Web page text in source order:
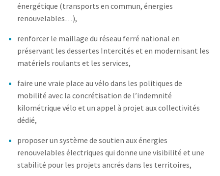
énergétique (transports en commun, énergies
renouvelables…),
renforcer le maillage du réseau ferré national en
préservant les dessertes Intercités et en modernisant les
matériels roulants et les services,
faire une vraie place au vélo dans les politiques de
mobilité avec la concrétisation de l’indemnité
kilométrique vélo et un appel à projet aux collectivités
dédié,
proposer un système de soutien aux énergies
renouvelables électriques qui donne une visibilité et une
stabilité pour les projets ancrés dans les territoires,